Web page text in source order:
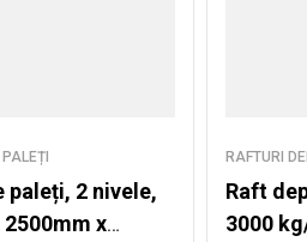
2 nivele,
x
RAFTURI
Raft
3000